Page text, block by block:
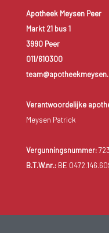
bijvoorbeeld
Apotheek Meysen Peer
Markt 21 bus 1
3990 Peer
011/610300
Verantwoordelijke
Meysen Patrick
Vergunningsnummer:
B.T.W.nr.:BE